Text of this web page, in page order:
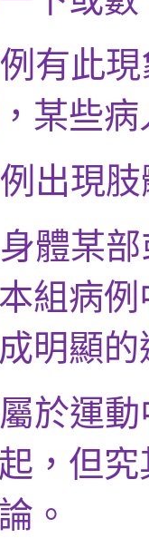
有此
某些
出現
體某
組病例
明顯
於運
，但
。